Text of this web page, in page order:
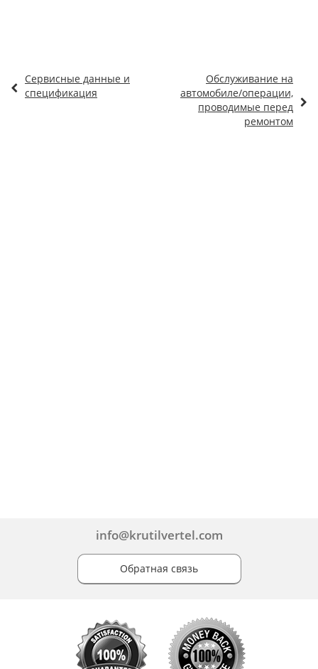
Сервисные данные и
спецификация
Обслуживание на
автомобиле/операции,
проводимые перед
ремонтом
info@krutilvertel.com
Обратная связь